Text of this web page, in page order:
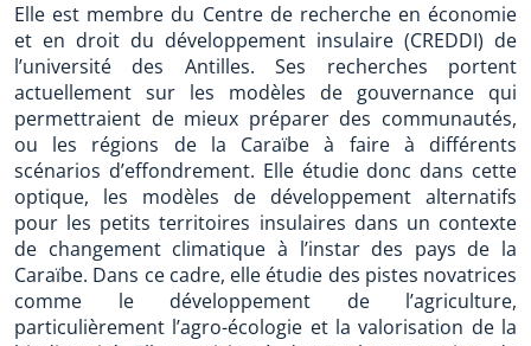
Elle est membre du Centre de recherche en économie
et en droit du développement insulaire (CREDDI) de
l’université des Antilles. Ses recherches portent
actuellement sur les modèles de gouvernance qui
permettraient de mieux préparer des communautés,
ou les régions de la Caraïbe à faire à différents
scénarios d’effondrement. Elle étudie donc dans cette
optique, les modèles de développement alternatifs
pour les petits territoires insulaires dans un contexte
de changement climatique à l’instar des pays de la
Caraïbe. Dans ce cadre, elle étudie des pistes novatrices
comme le développement de l’agriculture,
particulièrement l’agro-écologie et la valorisation de la